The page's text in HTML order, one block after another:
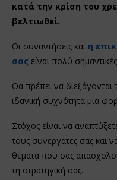
κατά την κρίση του
βελτιωθεί.
Οι συναντήσεις και η
σας είναι πολύ
Θα πρέπει να
ιδανική συχνότητα μια
Στόχος είναι να
τους συνεργάτες σας και
θέματα που σας
τη στρατηγική σας.